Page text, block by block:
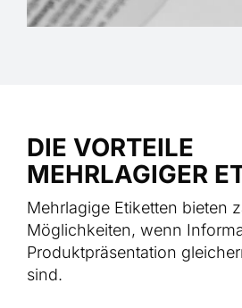
DIE VORTEILE
MEHRLAGIGER
Mehrlagige Etiketten bieten
Möglichkeiten, wenn
Produktpräsentation
sind.